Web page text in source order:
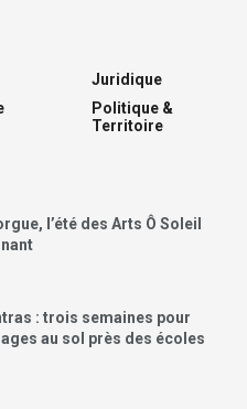
Juridique
Politique &
Territoire
l’été des Arts Ô Soleil
: trois semaines pour
au sol près des écoles